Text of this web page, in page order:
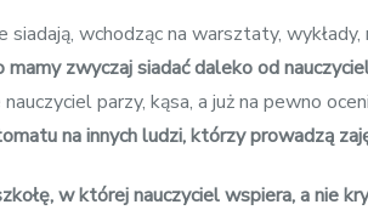
wchodząc na warsztaty,
mamy zwyczaj siadać daleko od
parzy, kąsa, a już na pewno
na innych ludzi, którzy prowadzą
w której nauczyciel wspiera, a nie